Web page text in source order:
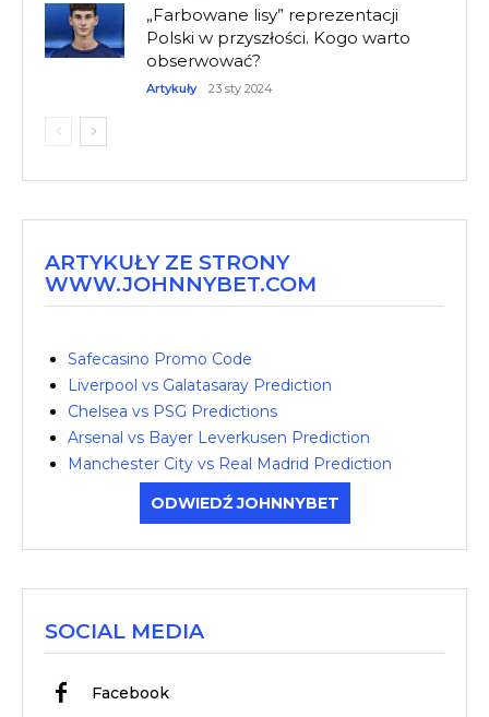
„Farbowane lisy” reprezentacji
Polski w przyszłości. Kogo warto
obserwować?
Artykuły 23 sty 2024
ARTYKUŁY ZE STRONY
WWW.JOHNNYBET.COM
Safecasino Promo Code
Liverpool vs Galatasaray Prediction
Chelsea vs PSG Predictions
Arsenal vs Bayer Leverkusen Prediction
Manchester City vs Real Madrid Prediction
ODWIEDŹ JOHNNYBET
SOCIAL MEDIA
Facebook